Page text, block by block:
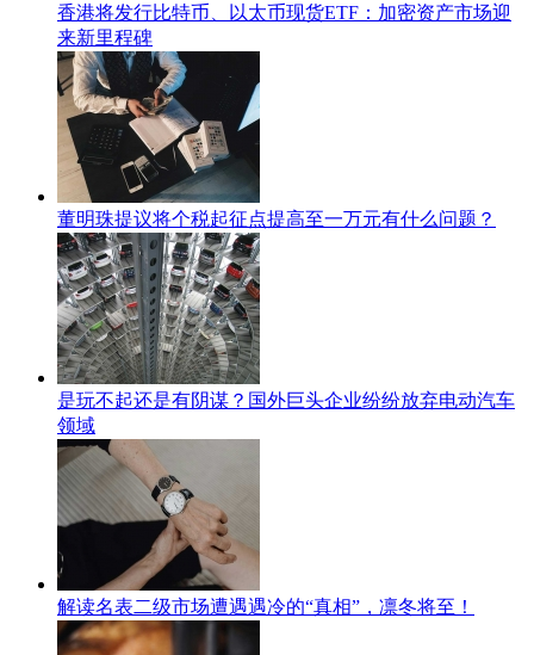
香港将发行比特币、以太币现货ETF：加密资产市场迎
来新里程碑
董明珠提议将个税起征点提高至一万元有什么问题？
是玩不起还是有阴谋？国外巨头企业纷纷放弃电动汽车
领域
解读名表二级市场遭遇遇冷的“真相”，凛冬将至！